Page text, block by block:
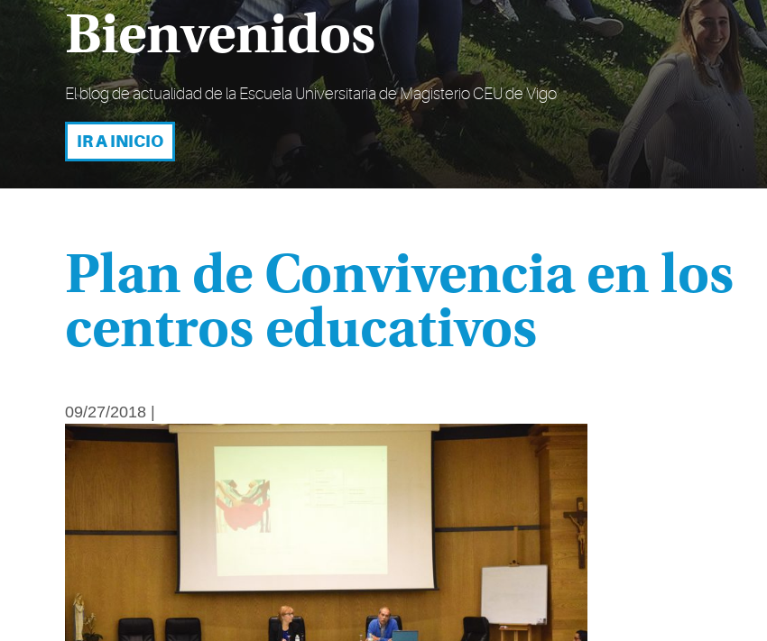
Bienvenidos
El blog de actualidad de la Escuela Universitaria de Magisterio CEU de Vigo
IR A INICIO
Plan de Convivencia en los
centros educativos
09/27/2018 |